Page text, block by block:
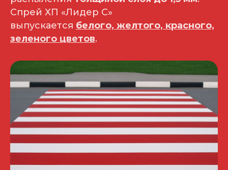
Спрей ХП «Лидер С»
выпускается белого, желтого, красного,
зеленого цветов.